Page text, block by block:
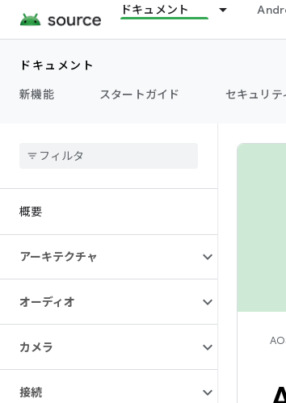
ドキュメント
ドキュメント
新機能
スタートガイド セキュリテ
概要
アーキテクチャ
オーディオ
カメラ
接続